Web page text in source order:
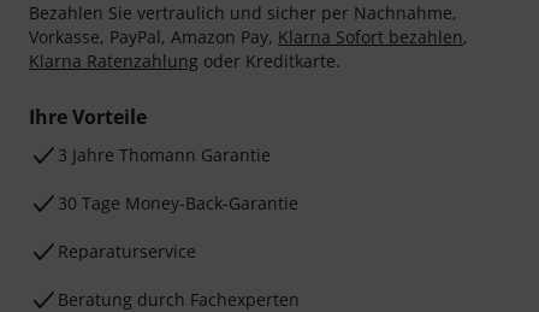
Bezahlen Sie vertraulich und sicher per Nachnahme,
Vorkasse, PayPal, Amazon Pay, Klarna Sofort bezahlen,
Klarna Ratenzahlung oder Kreditkarte.
Ihre Vorteile
3 Jahre Thomann Garantie
30 Tage Money-Back-Garantie
Reparaturservice
Beratung durch Fachexperten